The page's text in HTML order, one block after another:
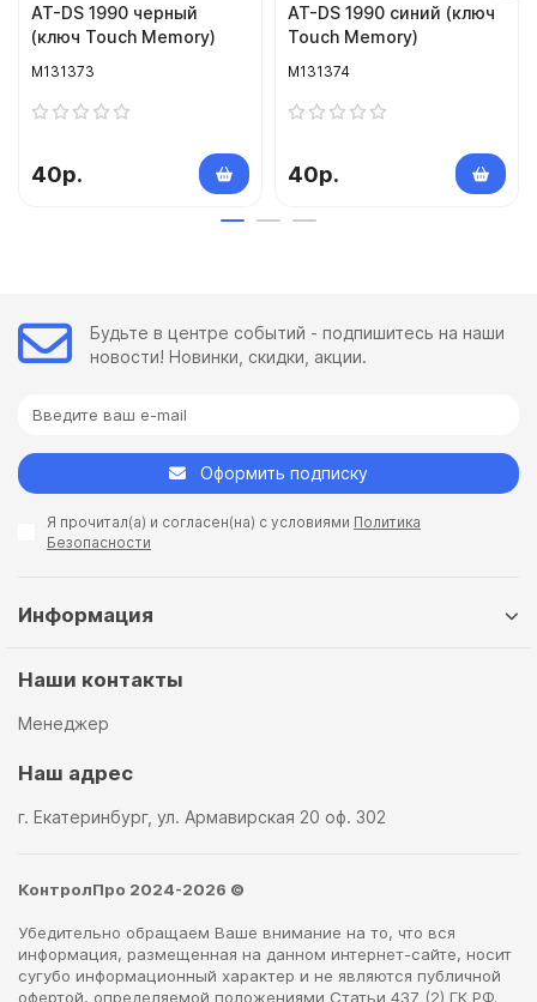
AT-DS 1990 черный
(ключ Touch Memory)
M131373
40р.
AT-DS 1990 синий (ключ
Touch Memory)
M131374
40р.
Будьте в центре событий - подпишитесь на наши
новости! Новинки, скидки, акции.
Оформить подписку
Я прочитал(а) и согласен(на) с условиями Политика
Безопасности
Информация
Наши контакты
Менеджер
Наш адрес
г. Екатеринбург, ул. Армавирская 20 оф. 302
КонтролПро 2024-2026 ©
Убедительно обращаем Ваше внимание на то, что вся
информация, размещенная на данном интернет-сайте, носит
сугубо информационный характер и не являются публичной
офертой, определяемой положениями Статьи 437 (2) ГК РФ.